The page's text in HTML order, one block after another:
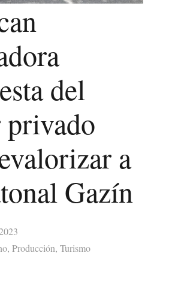
del
privado
a
Gazín
, Producción, Turismo